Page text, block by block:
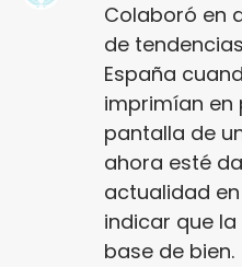
Colaboró en
de
España
imprimían en
pantalla de
ahora esté
actualidad
indicar que
base de bien.